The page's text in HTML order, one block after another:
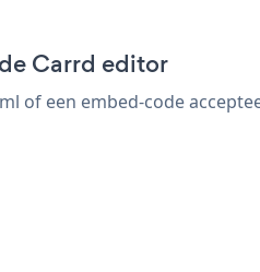
Carrd editor
of een embed-code